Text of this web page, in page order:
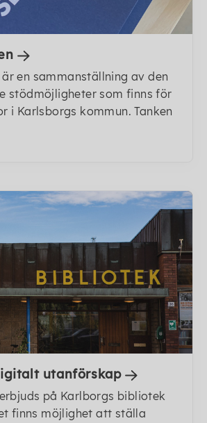
en sammanställning av den
stödmöjligheter som finns för
i Karlsborgs kommun. Tanken
utanförskap
på Karlborgs bibliotek
finns möjlighet att ställa